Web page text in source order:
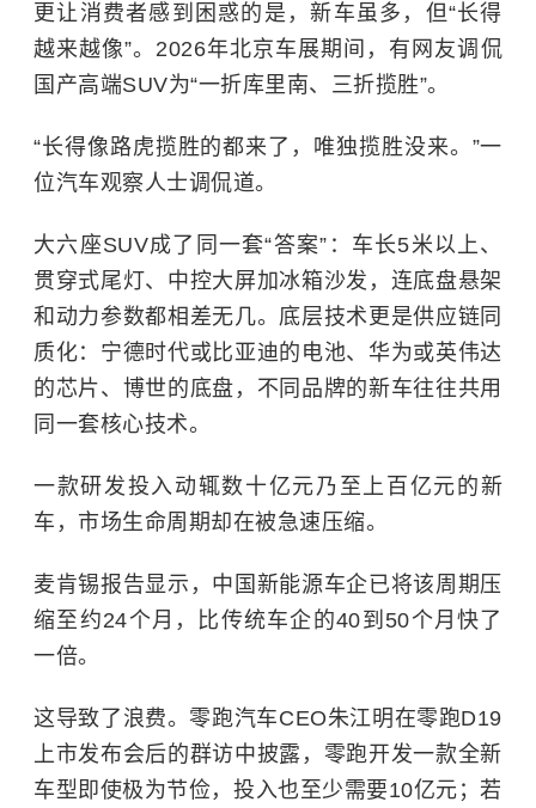
更让消费者感到困惑的是，新车虽多，但“长得
越来越像”。2026年北京车展期间，有网友调侃
国产高端SUV为“一折库里南、三折揽胜”。
“长得像路虎揽胜的都来了，唯独揽胜没来。”一
位汽车观察人士调侃道。
大六座SUV成了同一套“答案”：车长5米以上、
贯穿式尾灯、中控大屏加冰箱沙发，连底盘悬架
和动力参数都相差无几。底层技术更是供应链同
质化：宁德时代或比亚迪的电池、华为或英伟达
的芯片、博世的底盘，不同品牌的新车往往共用
同一套核心技术。
一款研发投入动辄数十亿元乃至上百亿元的新
车，市场生命周期却在被急速压缩。
麦肯锡报告显示，中国新能源车企已将该周期压
缩至约24个月，比传统车企的40到50个月快了
一倍。
这导致了浪费。零跑汽车CEO朱江明在零跑D19
上市发布会后的群访中披露，零跑开发一款全新
车型即使极为节俭，投入也至少需要10亿元；若